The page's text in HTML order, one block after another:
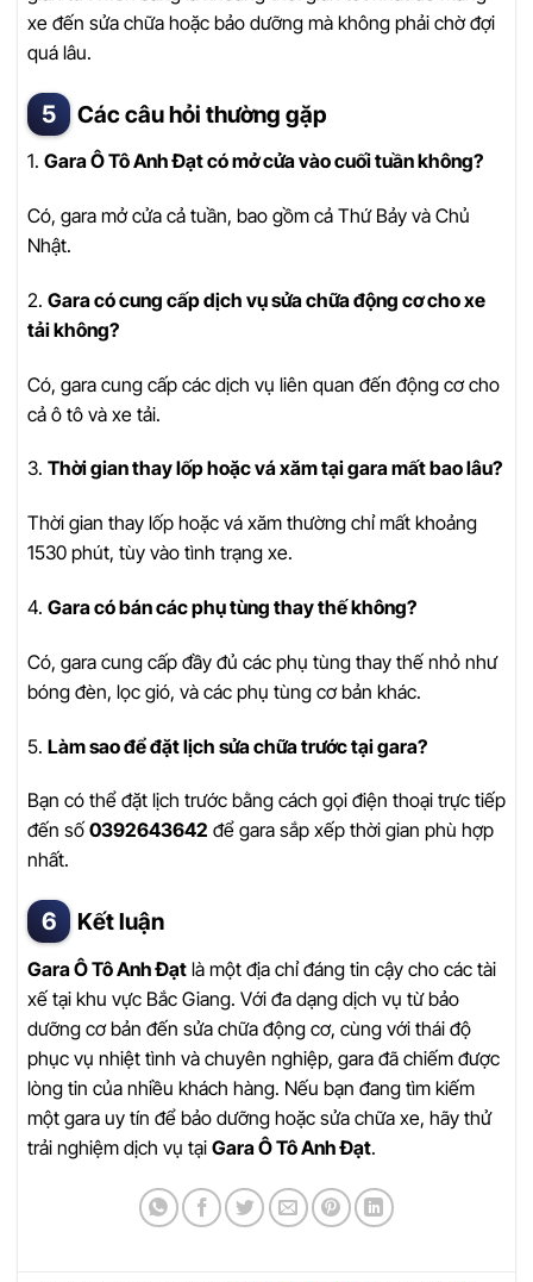
xe đến sửa chữa hoặc bảo dưỡng mà không phải chờ đợi
quá lâu.
Các câu hỏi thường gặp
1. Gara Ô Tô Anh Đạt có mở cửa vào cuối tuần không?
Có, gara mở cửa cả tuần, bao gồm cả Thứ Bảy và Chủ
Nhật.
2. Gara có cung cấp dịch vụ sửa chữa động cơ cho xe
tải không?
Có, gara cung cấp các dịch vụ liên quan đến động cơ cho
cả ô tô và xe tải.
3. Thời gian thay lốp hoặc vá xăm tại gara mất bao lâu?
Thời gian thay lốp hoặc vá xăm thường chỉ mất khoảng
1530 phút, tùy vào tình trạng xe.
4. Gara có bán các phụ tùng thay thế không?
Có, gara cung cấp đầy đủ các phụ tùng thay thế nhỏ như
bóng đèn, lọc gió, và các phụ tùng cơ bản khác.
5. Làm sao để đặt lịch sửa chữa trước tại gara?
Bạn có thể đặt lịch trước bằng cách gọi điện thoại trực tiếp
đến số 0392643642 để gara sắp xếp thời gian phù hợp
nhất.
Kết luận
Gara Ô Tô Anh Đạt là một địa chỉ đáng tin cậy cho các tài
xế tại khu vực Bắc Giang. Với đa dạng dịch vụ từ bảo
dưỡng cơ bản đến sửa chữa động cơ, cùng với thái độ
phục vụ nhiệt tình và chuyên nghiệp, gara đã chiếm được
lòng tin của nhiều khách hàng. Nếu bạn đang tìm kiếm
một gara uy tín để bảo dưỡng hoặc sửa chữa xe, hãy thử
trải nghiệm dịch vụ tại Gara Ô Tô Anh Đạt.